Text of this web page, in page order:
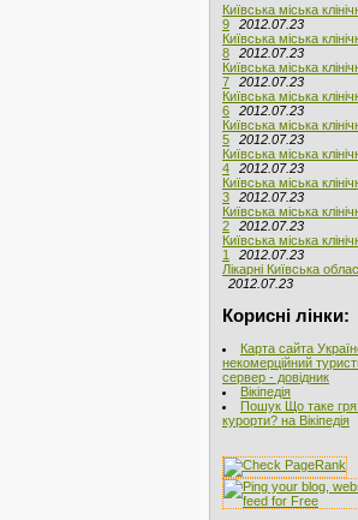
Київська міська
9
2012.07.23
Київська міська
8
2012.07.23
Київська міська
7
2012.07.23
Київська міська
6
2012.07.23
Київська міська
5
2012.07.23
Київська міська
4
2012.07.23
Київська міська
3
2012.07.23
Київська міська
2
2012.07.23
Київська міська
1
2012.07.23
Лікарні Київська
2012.07.23
Корисні лінки:
Карта сайта
некомерційний
сервер - довідник
Вікіпедія
Пошук Що таке
курорти? на Вікіпедія